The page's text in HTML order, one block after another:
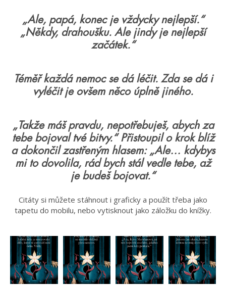
„Ale, papá, konec je vždycky nejlepší.“
„Někdy, drahoušku. Ale jindy je nejlepší
začátek.“
Téměř každá nemoc se dá léčit. Zda se dá i
vyléčit je ovšem něco úplně jiného.
„Takže máš pravdu, nepotřebuješ, abych za
tebe bojoval tvé bitvy.“ Přistoupil o krok blíž
a dokončil zastřeným hlasem: „Ale… kdybys
mi to dovolila, rád bych stál vedle tebe, až
je budeš bojovat.“
Citáty si můžete stáhnout i graficky a použít třeba jako
tapetu do mobilu, nebo vytisknout jako záložku do knížky.